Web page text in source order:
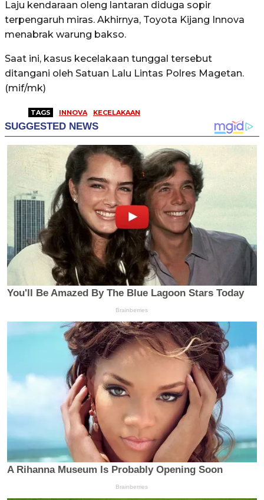
Laju kendaraan oleng lantaran diduga sopir
terpengaruh miras. Akhirnya, Toyota Kijang Innova
menabrak warung bakso.
Saat ini, kasus kecelakaan tunggal tersebut
ditangani oleh Satuan Lalu Lintas Polres Magetan.
(mif/mk)
TAGS INNOVA KECELAKAAN